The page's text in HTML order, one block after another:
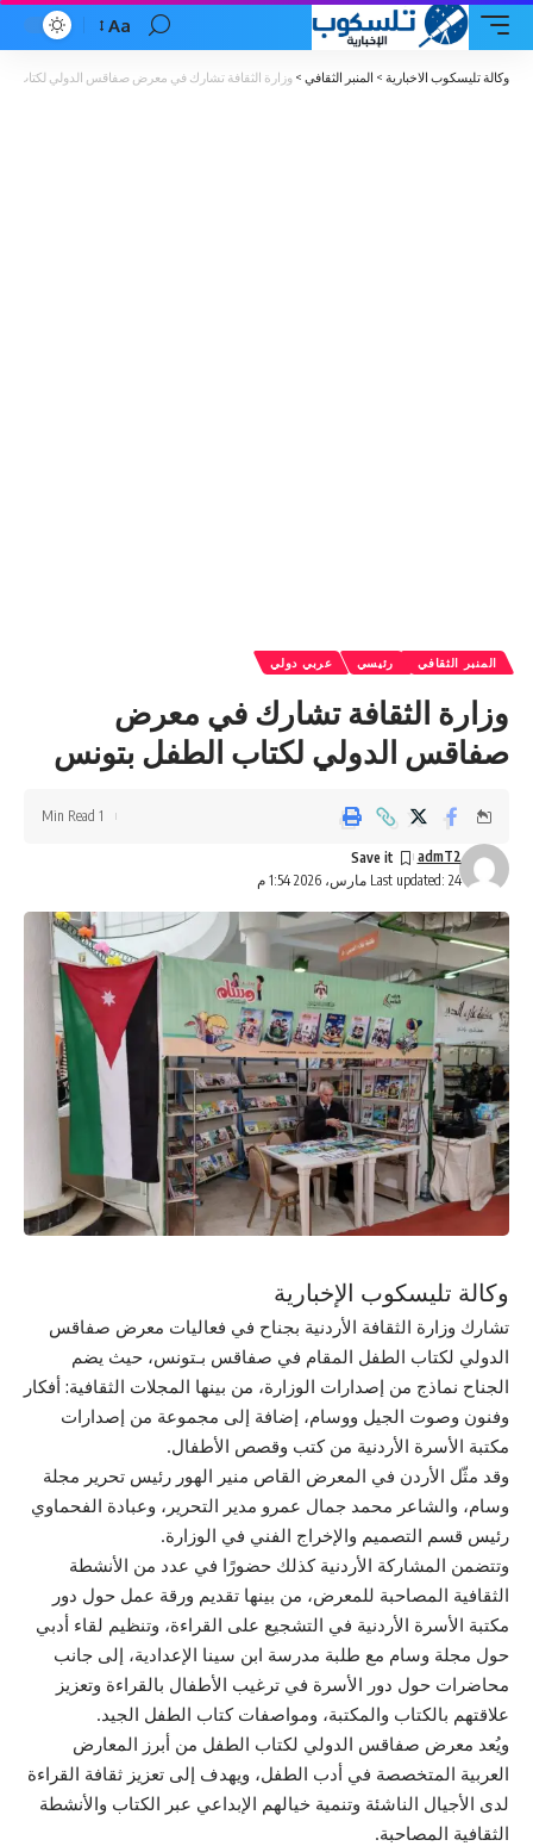
Font
Resizer
Aa
وكالة تليسكوب الاخبارية > المنبر الثقافي > وزارة الثقافة تشارك في معرض صفاقس الدولي لكتاب
المنبر الثقافي رئيسي عربي دولي
وزارة الثقافة تشارك في معرض
صفاقس الدولي لكتاب الطفل بتونس
Last updated: 24 مارس، 2026 1:54 م
admT2
1 Min Read
وكالة تليسكوب الإخبارية
تشارك وزارة الثقافة الأردنية بجناح في فعاليات معرض صفاقس
الدولي لكتاب الطفل المقام في صفاقس بـتونس، حيث يضم
الجناح نماذج من إصدارات الوزارة، من بينها المجلات الثقافية: أفكار
وفنون وصوت الجيل ووسام، إضافة إلى مجموعة من إصدارات
مكتبة الأسرة الأردنية من كتب وقصص الأطفال.
وقد مثّل الأردن في المعرض القاص منير الهور رئيس تحرير مجلة
وسام، والشاعر محمد جمال عمرو مدير التحرير، وعبادة الفحماوي
رئيس قسم التصميم والإخراج الفني في الوزارة.
وتتضمن المشاركة الأردنية كذلك حضورًا في عدد من الأنشطة
الثقافية المصاحبة للمعرض، من بينها تقديم ورقة عمل حول دور
مكتبة الأسرة الأردنية في التشجيع على القراءة، وتنظيم لقاء أدبي
حول مجلة وسام مع طلبة مدرسة ابن سينا الإعدادية، إلى جانب
محاضرات حول دور الأسرة في ترغيب الأطفال بالقراءة وتعزيز
علاقتهم بالكتاب والمكتبة، ومواصفات كتاب الطفل الجيد.
ويُعد معرض صفاقس الدولي لكتاب الطفل من أبرز المعارض
العربية المتخصصة في أدب الطفل، ويهدف إلى تعزيز ثقافة القراءة
لدى الأجيال الناشئة وتنمية خيالهم الإبداعي عبر الكتاب والأنشطة
الثقافية المصاحبة.